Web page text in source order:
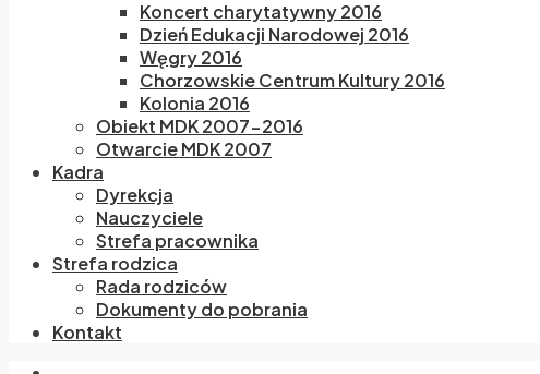
Koncert charytatywny 2016
Dzień Edukacji Narodowej 2016
Węgry 2016
Chorzowskie Centrum Kultury 2016
Kolonia 2016
Obiekt MDK 2007-2016
Otwarcie MDK 2007
Kadra
Dyrekcja
Nauczyciele
Strefa pracownika
Strefa rodzica
Rada rodziców
Dokumenty do pobrania
Kontakt